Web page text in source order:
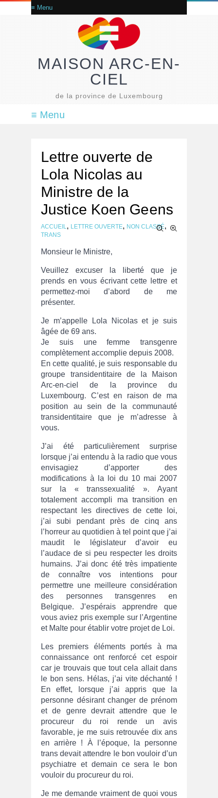
MAISON ARC-EN-
CIEL
de la province de Luxembourg
Lettre ouverte de
Lola Nicolas au
Ministre de la
Justice Koen Geens
ACCUEIL, LETTRE OUVERTE, NON CLASSÉ,
TRANS
Monsieur le Ministre,
Veuillez excuser la liberté que je
prends en vous écrivant cette lettre et
permettez-moi d’abord de me
présenter.
Je m’appelle Lola Nicolas et je suis
âgée de 69 ans.
Je suis une femme transgenre
complètement accomplie depuis 2008.
En cette qualité, je suis responsable du
groupe transidentitaire de la Maison
Arc-en-ciel de la province du
Luxembourg. C’est en raison de ma
position au sein de la communauté
transidentitaire que je m’adresse à
vous.
J’ai été particulièrement surprise
lorsque j’ai entendu à la radio que vous
envisagiez d’apporter des
modifications à la loi du 10 mai 2007
sur la « transsexualité ». Ayant
totalement accompli ma transition en
respectant les directives de cette loi,
j’ai subi pendant près de cinq ans
l’horreur au quotidien à tel point que j’ai
maudit le législateur d’avoir eu
l’audace de si peu respecter les droits
humains. J’ai donc été très impatiente
de connaître vos intentions pour
permettre une meilleure considération
des personnes transgenres en
Belgique. J’espérais apprendre que
vous aviez pris exemple sur l’Argentine
et Malte pour établir votre projet de Loi.
Les premiers éléments portés à ma
connaissance ont renforcé cet espoir
car je trouvais que tout cela allait dans
le bon sens. Hélas, j’ai vite déchanté !
En effet, lorsque j’ai appris que la
personne désirant changer de prénom
et de genre devrait attendre que le
procureur du roi rende un avis
favorable, je me suis retrouvée dix ans
en arrière ! À l’époque, la personne
trans devait attendre le bon vouloir d’un
psychiatre et demain ce sera le bon
vouloir du procureur du roi.
Je me demande vraiment de quoi vous